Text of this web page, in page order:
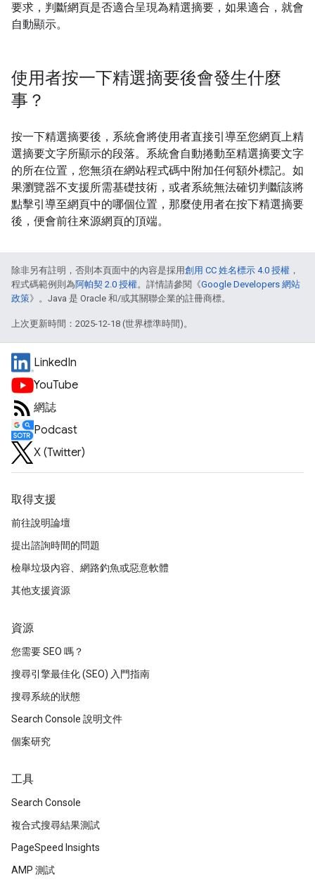
要求，判斷網頁是否適合呈現為精選摘要，如果適合，就會
自動顯示。
使用者按一下精選摘要後會發生什麼
事？
按一下精選摘要後，系統會將使用者直接引導至您網頁上精
選摘要文字所顯示的段落。系統會自動捲動至精選摘要文字
的所在位置，您無須在網站程式碼中附加任何額外標記。如
果瀏覽器不支援所需基礎技術，或者系統無法確切判斷該將
點擊引導至網頁中的哪個位置，那麼使用者在按下精選摘要
後，便會前往來源網頁的頂端。
除非另有註明，否則本頁面中的內容是採用創用 CC 姓名標示 4.0 授權 ，
程式碼範例則為阿帕契 2.0 授權。詳情請參閱《Google Developers 網站
政策》。Java 是 Oracle 和/或其關聯企業的註冊商標。
上次更新時間：2025-12-18 (世界標準時間)。
LinkedIn
YouTube
網誌
Podcast
X (Twitter)
取得支援
前往說明論壇
提出諮詢時間的問題
檢舉垃圾內容、網路釣魚或惡意軟體
其他支援資源
資源
您需要 SEO 嗎？
搜尋引擎最佳化 (SEO) 入門指南
搜尋系統的狀態
Search Console 說明文件
個案研究
工具
Search Console
複合式搜尋結果測試
PageSpeed Insights
AMP 測試